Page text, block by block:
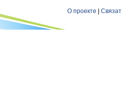
О проекте